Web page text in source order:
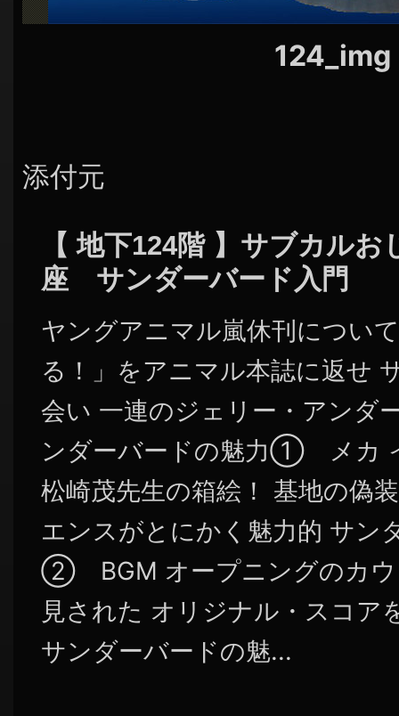
124_img
添付元
【 地下124階 】サブカル
座 サンダーバード入門
ヤングアニマル嵐休刊につい
る！」をアニマル本誌に返せ
会い 一連のジェリー・アンダ
ンダーバードの魅力① メカ
松崎茂先生の箱絵！ 基地の偽
エンスがとにかく魅力的 サン
② BGM オープニングのカウ
見された オリジナル・スコア
サンダーバードの魅...